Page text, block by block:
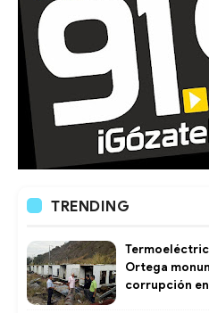
TRENDING
Ortega
corrupción